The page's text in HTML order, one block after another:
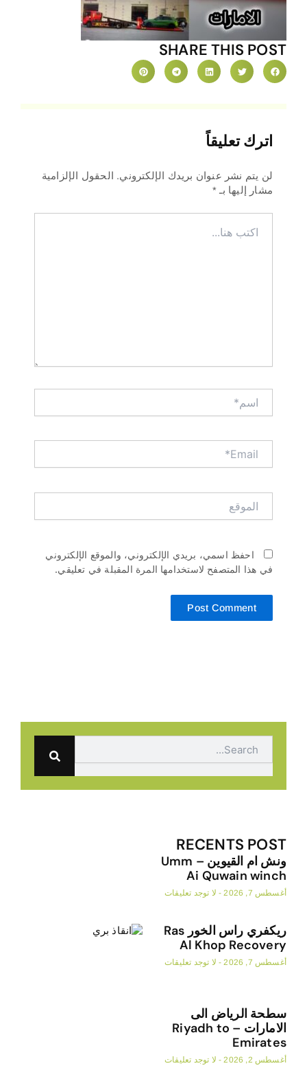
SHARE THIS POST
اترك تعليقاً
لن يتم نشر عنوان بريدك الإلكتروني. الحقول الإلزامية
مشار إليها بـ*
احفظ اسمي، بريدي الإلكتروني، والموقع الإلكتروني
في هذا المتصفح لاستخدامها المرة المقبلة في تعليقي.
RECENTS POST
ونش ام القيوين – Umm
Ai Quwain winch
أغسطس 7, 2026 لا توجد تعليقات
ريكفري راس الخور Ras
Al Khop Recovery
أغسطس 7, 2026 لا توجد تعليقات
سطحة الرياض الى
الامارات – Riyadh to
Emirates
أغسطس 2, 2026 لا توجد تعليقات